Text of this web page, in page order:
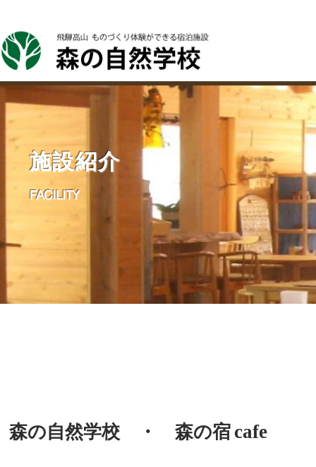
森の自然学校について 森に泊まる 森
施設紹介
FACILITY
森の自然学校 ・ 森の宿 cafe